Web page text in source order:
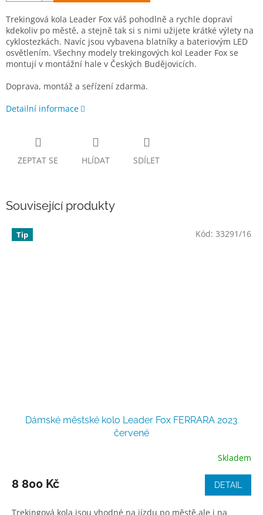
Trekingová kola Leader Fox váš pohodlně a rychle dopraví
kdekoliv po městě, a stejně tak si s nimi užijete krátké výlety na
cyklostezkách. Navíc jsou vybavena blatníky a bateriovým LED
osvětlením. Všechny modely trekingových kol Leader Fox se
montují v montážní hale v Českých Budějovicích.
Doprava, montáž a seřízení zdarma.
Detailní informace
ZEPTAT SE HLÍDAT SDÍLET
Související produkty
Tip
Dámské městské kolo Leader Fox FERRARA 2023
červené
Skladem
8 800 Kč DETAIL
Trekingová kola jsou vhodné na jízdu po městě,ale i na
Kód: 33291/16